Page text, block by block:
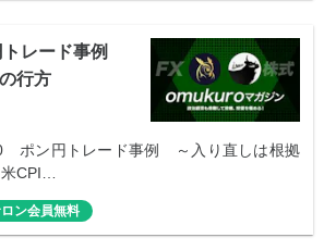
レード事例
行方
ポン円トレード事例 ～入り直しは根拠
CPI…
ン会員無料